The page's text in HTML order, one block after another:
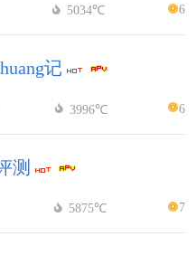
5034℃ 6
记
3996℃ 6
测
5875℃ 7